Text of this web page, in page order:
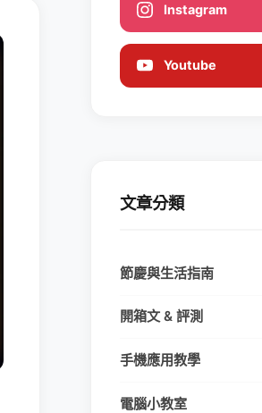
Instagram
Youtube
文章分類
節慶與生活指南
開箱文 & 評測
手機應用教學
電腦小教室